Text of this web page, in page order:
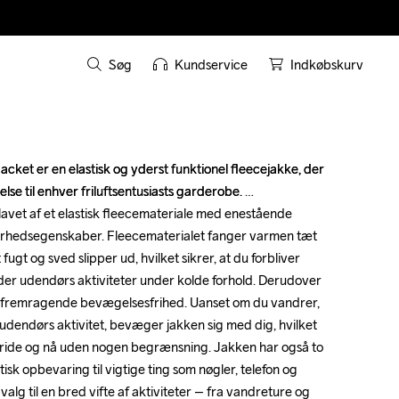
Søg Kundservice Indkøbskurv
er en elastisk og yderst funktionel fleecejakke, der
til enhver friluftsentusiasts garderobe.
af et elastisk fleecemateriale med enestående
Fleecematerialet fanger varmen tæt
og sved slipper ud, hvilket sikrer, at du forbliver
udendørs aktiviteter under kolde forhold. Derudover
bevægelsesfrihed. Uanset om du vandrer,
aktivitet, bevæger jakken sig med dig, hvilket
og nå uden nogen begrænsning. Jakken har også to
opbevaring til vigtige ting som nøgler, telefon og
til en bred vifte af aktiviteter – fra vandreture og
er en elastisk og yderst funktionel fleecejakke, der
til enhver friluftsentusiasts garderobe.
af et elastisk fleecemateriale med enestående
Fleecematerialet fanger varmen tæt
og sved slipper ud, hvilket sikrer, at du forbliver
udendørs aktiviteter under kolde forhold. Derudover
bevægelsesfrihed. Uanset om du vandrer,
aktivitet, bevæger jakken sig med dig, hvilket
og nå uden nogen begrænsning. Jakken har også to
opbevaring til vigtige ting som nøgler, telefon og
til en bred vifte af aktiviteter – fra vandreture og